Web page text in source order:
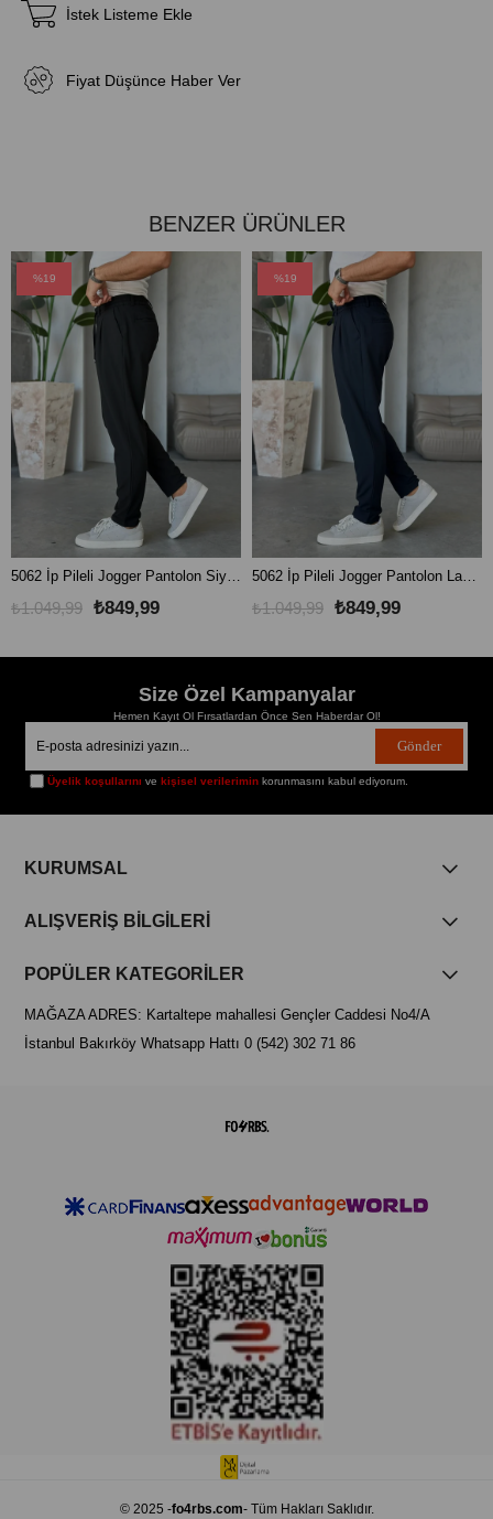
İstek Listeme Ekle
Fiyat Düşünce Haber Ver
BENZER ÜRÜNLER
₺849,99
₺1.049,99
%19
₺849,99
₺1.049,99
%19
Size Özel Kampanyalar
Hemen Kayıt Ol Fırsatlardan Önce Sen Haberdar Ol!
Gönder
Üyelik koşullarını vekişisel verilerimin korunmasını kabul ediyorum.
KURUMSAL
ALIŞVERİŞ BİLGİLERİ
POPÜLER KATEGORİLER
MAĞAZA ADRES: Kartaltepe mahallesi Gençler Caddesi No4/A
İstanbul Bakırköy Whatsapp Hattı 0 (542) 302 71 86
© 2025 -fo4rbs.com- Tüm Hakları Saklıdır.